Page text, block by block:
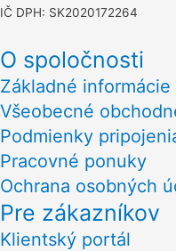
IČ DPH: SK2020172264
O spoločnosti
Základné informácie
Všeobecné
Podmienky
Pracovné ponuky
Ochrana osobných
Pre zákazníkov
Klientský portál